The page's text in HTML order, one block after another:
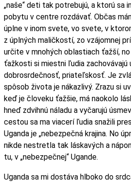
„naše“ deti tak potrebujú, a ktorú sa
pobytu v centre rozdávať. Občas
úplne v inom svete, vo svete, v
z úplných maličkostí, zo vzájomnej
určite v mnohých oblastiach ťažší,
ťažkosti si miestni ľudia zachovávajú
dobrosrdečnosť, priateľskosť. Je
spôsob života je nákazlivý. Zrazu si
keď je človeku ťažšie, má naokolo
hneď zdvihnú náladu a vyčarujú
cestou sa ma viacerí ľudia snažili
Uganda je „nebezpečná krajina. No
nikde nestretla tak láskavých a
tu, v „nebezpečnej“ Ugande.
Uganda sa mi dostáva hlboko do